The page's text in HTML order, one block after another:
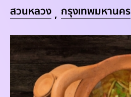
สวนหลวง กรุงเทพมหานคร